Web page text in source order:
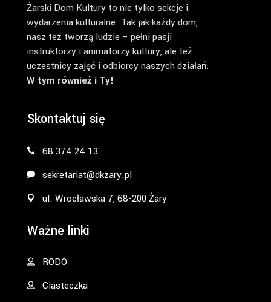
Żarski Dom Kultury to nie tylko sekcje i
wydarzenia kulturalne. Tak jak każdy dom,
nasz też tworzą ludzie – pełni pasji
instruktorzy i animatorzy kultury, ale też
uczestnicy zajęć i odbiorcy naszych działań.
W tym również i Ty!
Skontaktuj się
68 374 24 13
sekretariat@dkzary.pl
ul. Wrocławska 7, 68-200 Żary
Ważne linki
RODO
Ciasteczka